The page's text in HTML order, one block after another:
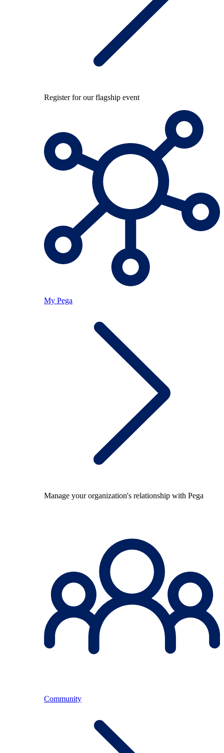
Register for our flagship event
My Pega
Manage your organization's relationship with Pega
Community